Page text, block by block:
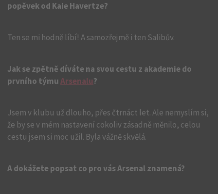
popěvek od Kaie Havertze?
Ten se mi hodně líbí! A samozřejmě i ten Salibův.
Jak se zpětně díváte na svou cestu z akademie do
prvního týmuArsenalu?
Jsem v klubu už dlouho, přes čtrnáct let. Ale nemyslím si,
že by se v mém nastavení cokoliv zásadně měnilo, celou
cestu jsem si moc užil. Byla vážně skvělá.
A dokážete popsat co pro vás Arsenal znamená?